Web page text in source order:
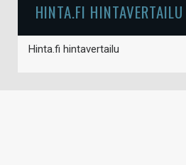
HINTA.FI HINTAVERTAILU
Hinta.fi hintavertailu